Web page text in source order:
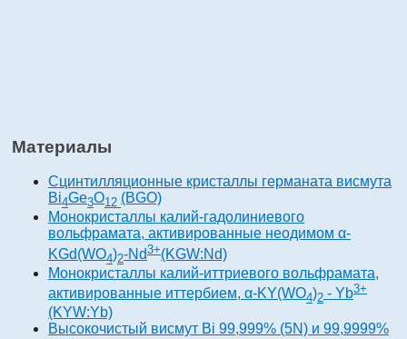
Материалы
Сцинтилляционные кристаллы германата висмута
Bi4Ge3O12 (BGO)
Монокристаллы калий-гадолиниевого
вольфрамата, активированные неодимом α-
KGd(WO4)2-Nd3+(KGW:Nd)
Монокристаллы калий-иттриевого вольфрамата,
активированные иттербием, α-KY(WO4)2 - Yb3+
(KYW:Yb)
Высокочистый висмут Bi 99,999% (5N) и 99,9999%